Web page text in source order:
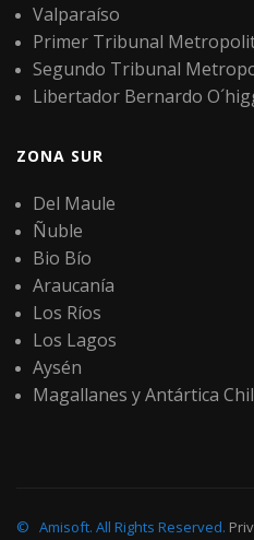
Valparaíso
Primer Tribunal
Segundo Tribunal
Libertador Bernardo
ZONA SUR
Del Maule
Ñuble
Bio Bío
Araucanía
Los Ríos
Los Lagos
Aysén
Magallanes y Antártica
© Amisoft. All Rights Reserved.